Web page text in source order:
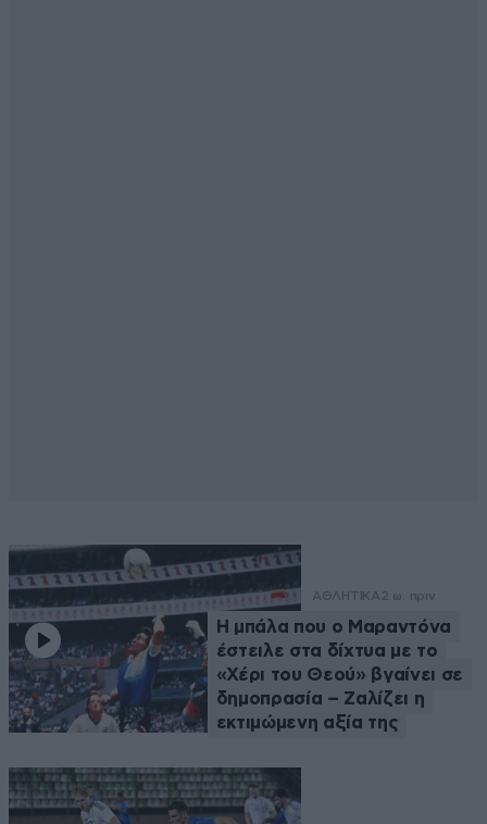
ΑΘΛΗΤΙΚΑ2 ω. πριν
Η μπάλα που ο Μαραντόνα
έστειλε στα δίχτυα με το
«Χέρι του Θεού» βγαίνει σε
δημοπρασία – Ζαλίζει η
εκτιμώμενη αξία της